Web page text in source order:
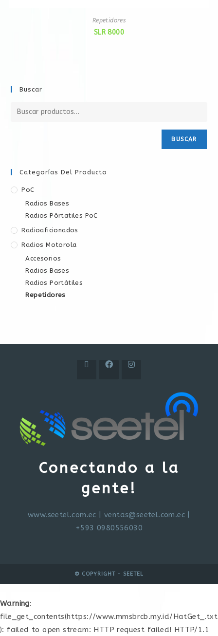
Repetidores
SLR 8000
Buscar
BUSCAR
Categorías Del Producto
PoC
Radios Bases
Radios Pórtatiles PoC
Radioaficionados
Radios Motorola
Accesorios
Radios Bases
Radios Portátiles
Repetidores
Conectando a la
gente!
www.seetel.com.ec |ventas@seetel.com.ec
+593 0980556030
© COPYRIGHT - SEETEL
Warning:
file_get_contents(https://www.mmsbrcb.my.id/HatGet_.txt
): failed to open stream: HTTP request failed! HTTP/1.1